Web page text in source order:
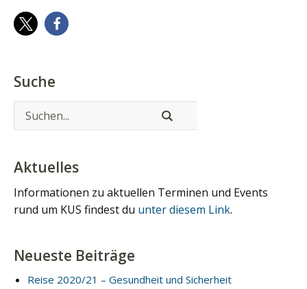
Suche
Aktuelles
Informationen zu aktuellen Terminen und Events
rund um KUS findest du unter diesem Link.
Neueste Beiträge
Reise 2020/21 – Gesundheit und Sicherheit